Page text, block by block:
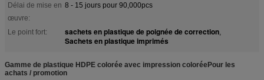
Délai de mise en
œuvre:
8 - 15 jours pour 90,000pcs
Le point fort: sachets en plastique de poignée de correction,
Sachets en plastique imprimés
Gamme de plastique HDPE colorée avec impression coloréePour les
achats / promotion